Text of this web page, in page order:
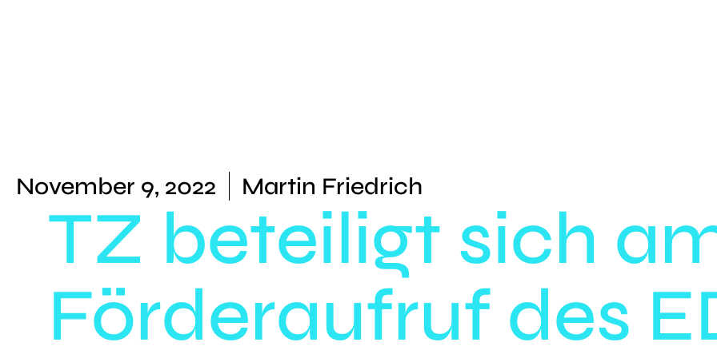
November 9, 2022 Martin Friedrich
TZ beteiligt sich
Förderaufruf des